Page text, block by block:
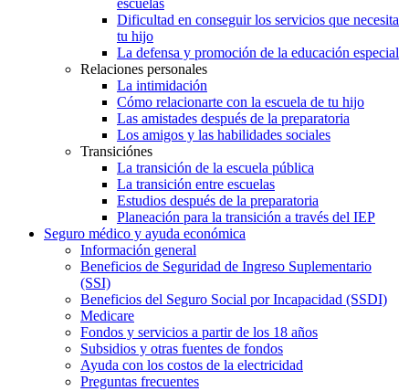
Dificultad en conseguir los servicios que necesita
tu hijo
La defensa y promoción de la educación especial
Relaciones personales
La intimidación
Cómo relacionarte con la escuela de tu hijo
Las amistades después de la preparatoria
Los amigos y las habilidades sociales
Transiciónes
La transición de la escuela pública
La transición entre escuelas
Estudios después de la preparatoria
Planeación para la transición a través del IEP
Seguro médico y ayuda económica
Información general
Beneficios de Seguridad de Ingreso Suplementario
(SSI)
Beneficios del Seguro Social por Incapacidad (SSDI)
Medicare
Fondos y servicios a partir de los 18 años
Subsidios y otras fuentes de fondos
Ayuda con los costos de la electricidad
Preguntas frecuentes